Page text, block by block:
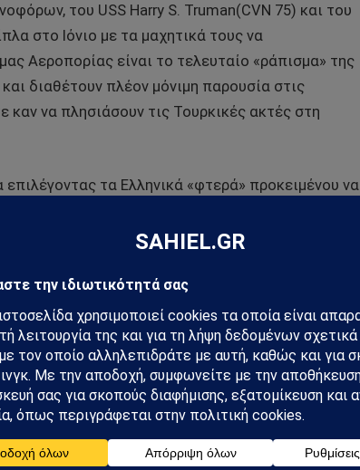
του USS Harry S. Truman(CVN 75) και του
στο Ιόνιο με τα μαχητικά τους να
Αεροπορίας είναι το τελευταίο «ράπισμα» της
διαθέτουν πλέον μόνιμη παρουσία στις
να πλησιάσουν τις Τουρκικές ακτές στη
τα Ελληνικά «φτερά» προκειμένου να
B-52 πάνω από τη Ρουμανία. Με τα F-16
φτερό με τα θηριώδη αεροσκάφη της USAF.
αεροπορία επιχείρησε να προσεγγίσει και
εντός του FIR Αθηνών κοντά στο
όταν ήρθε αντιμέτωπη με τα «γεράκια» της
προς την Άγκυρα ανεβάζουν τους
σε προκλητικό ξέσπασμα πάνω από το
να βρίσκονται πλέον σε ημερήσια διάταξη. Όλη
το μεσημέρι ένα άλλο Τουρκικό UAV έφτασε